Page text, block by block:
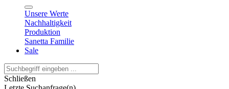
Unsere Werte
Nachhaltigkeit
Produktion
Sanetta Familie
Sale
Schließen